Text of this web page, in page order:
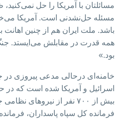
مسائلتان با آمریکا را حل
مسئله حل‌نشدنی است. آمریکا
باشد. ملت ایران هم از چنین
همه قدرت در مقابلش می‌ایستد.
بود.»
اسرائیل و آمریکا شده است که در
بیش از ۷۰۰ نفر از نیروهای
فرمانده کل سپاه پاسداران،